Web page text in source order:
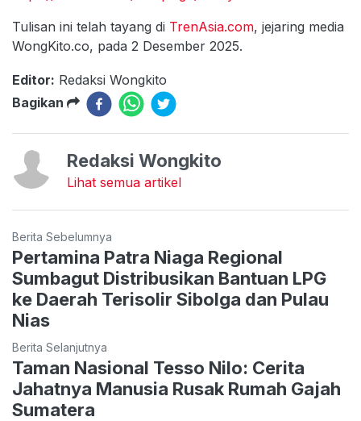
Tulisan ini telah tayang di TrenAsia.com, jejaring media
WongKito.co, pada 2 Desember 2025.
Editor: Redaksi Wongkito
Bagikan
Redaksi Wongkito
Lihat semua artikel
Berita Sebelumnya
Pertamina Patra Niaga Regional
Sumbagut Distribusikan Bantuan LPG
ke Daerah Terisolir Sibolga dan Pulau
Nias
Berita Selanjutnya
Taman Nasional Tesso Nilo: Cerita
Jahatnya Manusia Rusak Rumah Gajah
Sumatera